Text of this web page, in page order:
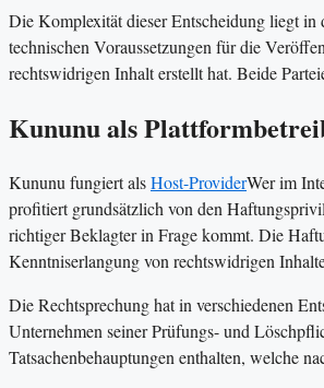
Die Komplexität dieser Entscheidung liegt in
technischen Voraussetzungen für die
rechtswidrigen Inhalt erstellt hat. Beide
Kununu als
Kununu fungiert alsHost-ProviderWer im
profitiert grundsätzlich von den
richtiger Beklagter in Frage kommt. Die
Kenntniserlangung von rechtswidrigen
Die Rechtsprechung hat in verschiedenen
Unternehmen seiner Prüfungs- und
Tatsachenbehauptungen enthalten, welche